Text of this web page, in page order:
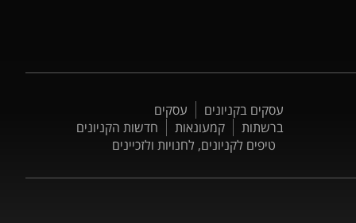
עסקים בקניונים
עסקים
ברשתות
קמעונאות
חדשות הקניונים
טיפים לקניונים, לחנויות ולזכיינים